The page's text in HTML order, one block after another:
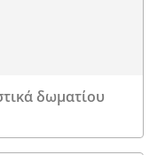
δωματίου